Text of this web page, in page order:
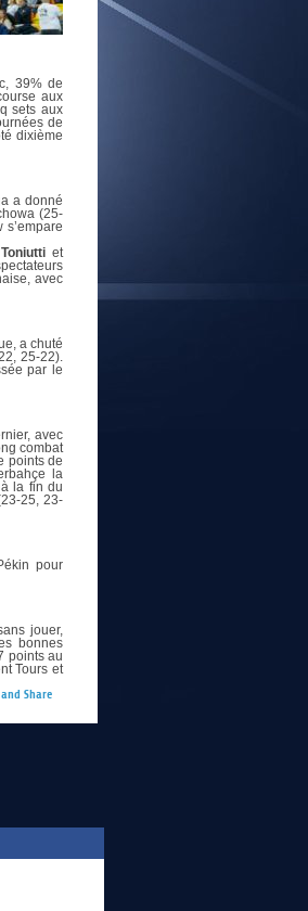
39% de
aux
sets aux
de
dixième
a donné
(25-
et
avec
a chuté
25-22).
par le
avec
combat
points de
la
la fin du
25, 23-
pour
jouer,
bonnes
points au
Tours et